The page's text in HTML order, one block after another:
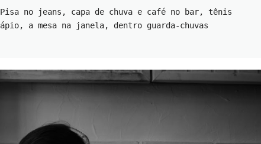
no jeans, capa de chuva e café no bar, tênis
a mesa na janela, dentro guarda-chuvas